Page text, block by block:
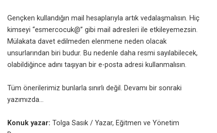
Gençken kullandığın mail hesaplarıyla artık vedalaşmalısın. Hiç
kimseyi “esmercocuk@” gibi mail adresleri ile etkileyemezsin.
Mülakata davet edilmeden elenmene neden olacak
unsurlarından biri budur. Bu nedenle daha resmi sayılabilecek,
olabildiğince adını taşıyan bir e-posta adresi kullanmalısın.
Tüm önerilerimiz bunlarla sınırlı değil. Devamı bir sonraki
yazımızda…
Konuk yazar: Tolga Sasık / Yazar, Eğitmen ve Yönetim